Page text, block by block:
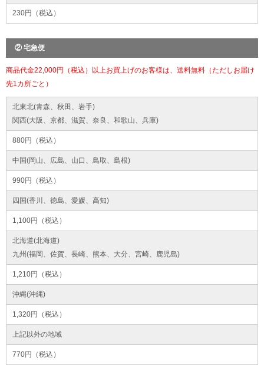
230円（税込）
② 宅急便
商品代金22,000円（税込）以上お買上げのお客様は、送料無料（ただしお届け
先1カ所ごと）
北東北(青森、秋田、岩手)
関西(大阪、京都、滋賀、奈良、和歌山、兵庫)
880円（税込）
中国(岡山、広島、山口、鳥取、島根)
990円（税込）
四国(香川、徳島、愛媛、高知)
1,100円（税込）
北海道(北海道)
九州(福岡、佐賀、長崎、熊本、大分、宮崎、鹿児島)
1,210円（税込）
沖縄(沖縄)
1,320円（税込）
上記以外の地域
770円（税込）